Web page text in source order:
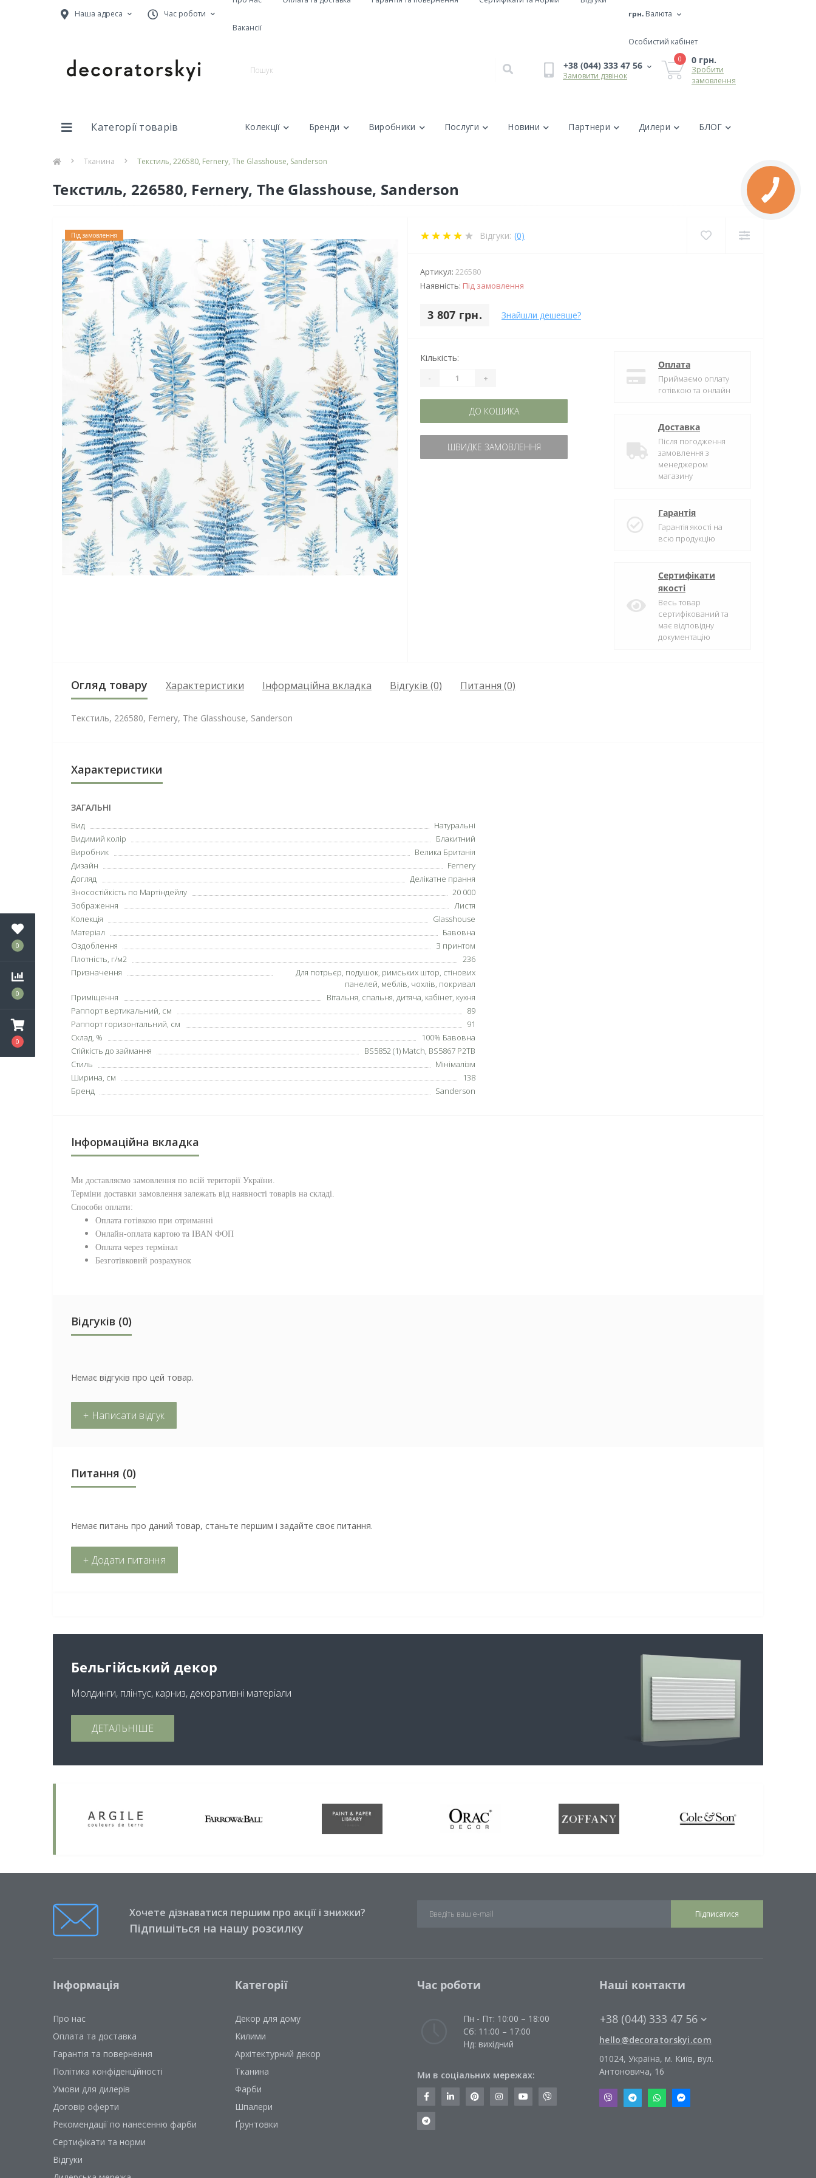
0
0
0
Наша адреса Час роботи
Вакансії
грн. Валюта
Особистий кабінет
+38 (044) 333 47 56
Замовити дзвінок
0 0 грн.
Зробити
замовлення
Категорії товарів Колекції Бренди Виробники Послуги Новини Партнери Дилери БЛОГ
Тканина Текстиль, 226580, Fernery, The Glasshouse, Sanderson
Текстиль, 226580, Fernery, The Glasshouse, Sanderson
Під замовлення Відгуки: (0)
Артикул: 226580
Наявність: Під замовлення
3 807 грн. Знайшли дешевше?
Кількість:
- +
ДО КОШИКА
ШВИДКЕ ЗАМОВЛЕННЯ
Оплата
Приймаємо оплату
готівкою та онлайн
Доставка
Після погодження
замовлення з
менеджером
магазину
Гарантія
Гарантія якості на
всю продукцію
Сертифікати
якості
Весь товар
сертифікований та
має відповідну
документацію
Огляд товару Характеристики Інформаційна вкладка Відгуків (0) Питання (0)
Текстиль, 226580, Fernery, The Glasshouse, Sanderson
Характеристики
ЗАГАЛЬНІ
Вид
Натуральні
Видимий колір
Блакитний
Виробник
Велика Британія
Дизайн
Fernery
Догляд
Делікатне прання
Зносостійкість по Мартіндейлу
20 000
Зображення
Листя
Колекція
Glasshouse
Матеріал
Бавовна
Оздоблення
З принтом
Плотність, г/м2
236
Призначення
Для потрьєр, подушок, римських штор, стінових
панелей, меблів, чохлів, покривал
Приміщення
Вітальня, спальня, дитяча, кабінет, кухня
Раппорт вертикальний, см
89
Раппорт горизонтальний, см
91
Склад, %
100% Бавовна
Стійкість до займання
BS5852 (1) Match, BS5867 P2TB
Стиль
Мінімалізм
Ширина, см
138
Бренд
Sanderson
Інформаційна вкладка
Ми доставляємо замовлення по всій території України.
Терміни доставки замовлення залежать від наявності товарів на складі.
Способи оплати:
Оплата готівкою при отриманні
Онлайн-оплата картою та IBAN ФОП
Оплата через термінал
Безготівковий розрахунок
Відгуків (0)
Немає відгуків про цей товар.
+ Написати відгук
Питання (0)
Немає питань про даний товар, станьте першим і задайте своє питання.
+ Додати питання
Бельгійський декор
Молдинги, плінтус, карниз, декоративні матеріали
ДЕТАЛЬНІШЕ
Хочете дізнаватися першим про акції і знижки?
Підпишіться на нашу розсилку
Підписатися
Інформація
Про нас
Оплата та доставка
Гарантія та повернення
Політика конфіденційності
Умови для дилерів
Договір оферти
Рекомендації по нанесенню фарби
Сертифікати та норми
Відгуки
Категорії
Декор для дому
Килими
Архітектурний декор
Тканина
Фарби
Шпалери
Ґрунтовки
Час роботи
Пн - Пт: 10:00 – 18:00
Сб: 11:00 – 17:00
Нд: вихідний
Ми в соціальних мережах:
Наші контакти
+38 (044) 333 47 56
hello@decoratorskyi.com
01024, Україна, м. Київ, вул.
Антоновича, 16